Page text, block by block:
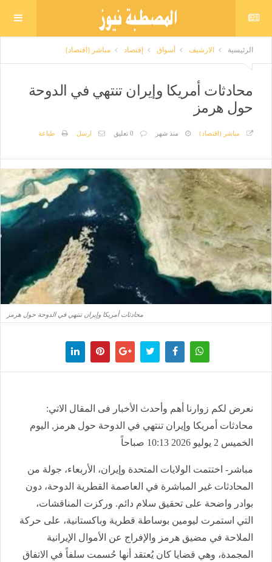
الرئيسية الارشيف أسواق إقتصاد مباشر (اقتصاد)
محادثات أمريكا وإيران تنتهي في الدوحة
حول هرمز
مباشر (اقتصاد) منذ شهر 0 تعليق ارسل طباعة
محادثات أمريكا وإيران تنتهي في الدوحة حول هرمز
نعرض لكم زوارنا أهم وأحدث الأخبار فى المقال الاتي:
محادثات أمريكا وإيران تنتهي في الدوحة حول هرمز, اليوم
الخميس 2 يوليو 2026 10:13 صباحاً
مباشر- اختتمت الولايات المتحدة وإيران، الأربعاء، جولة من
المحادثات غير المباشرة في العاصمة القطرية الدوحة، دون
بوادر واضحة على تحقيق سلام دائم. وركزت المناقشات،
التي استمرت ليومين بوساطة قطرية وباكستانية، على حركة
الملاحة في مضيق هرمز والإفراج عن الأموال الإيرانية
المجمدة، وهي قضايا كان يُعتقد أنها حُسمت سلفاً في الاتفاق